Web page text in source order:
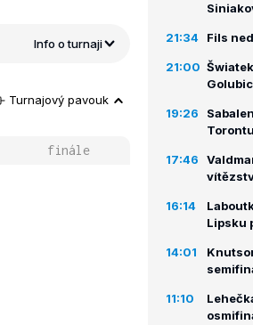
Info o turnaji
Turnajový pavouk
finále
21:34 Fils
21:00
19:26
17:46
16:14
Lipsku
14:01
11:10